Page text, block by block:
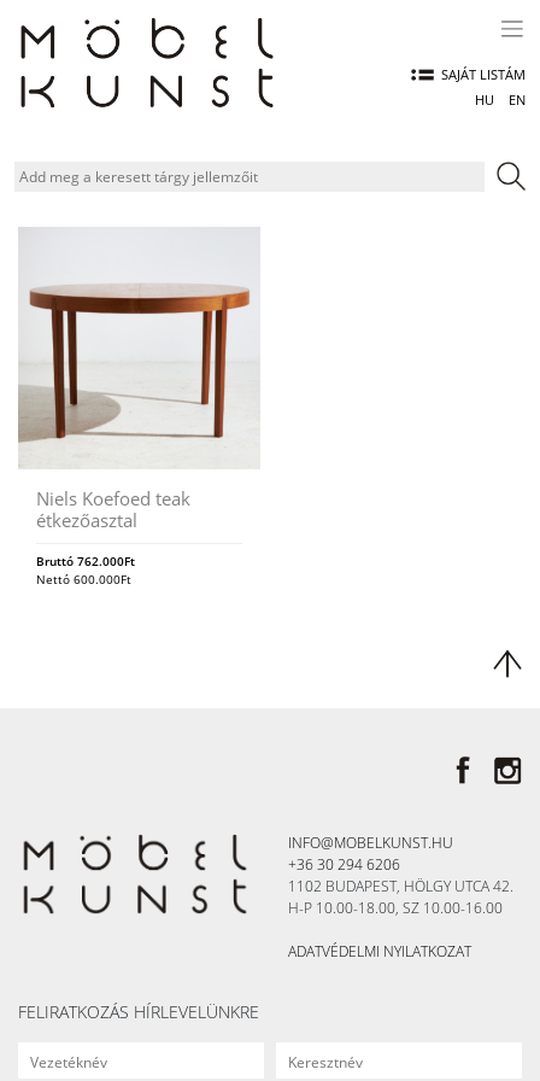
content
SAJÁT LISTÁM
HU
EN
Niels Koefoed teak
étkezőasztal
Bruttó 762.000Ft
Nettó 600.000Ft
INFO@MOBELKUNST.HU
+36 30 294 6206
1102 BUDAPEST, HÖLGY UTCA 42.
H-P 10.00-18.00, SZ 10.00-16.00
ADATVÉDELMI NYILATKOZAT
FELIRATKOZÁS HÍRLEVELÜNKRE